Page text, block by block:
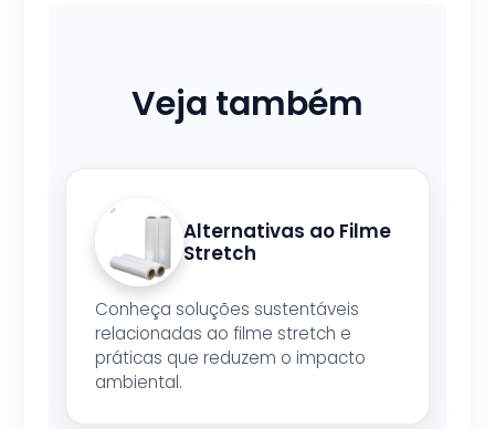
Veja também
Alternativas ao Filme
Stretch
Conheça soluções sustentáveis
relacionadas ao filme stretch e
práticas que reduzem o impacto
ambiental.